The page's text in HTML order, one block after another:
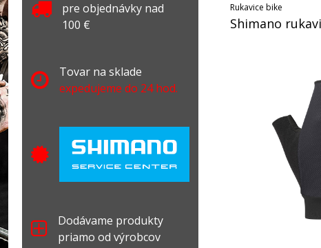
Rukavice bike
Shimano
pre objednávky nad
100 €
Tovar na sklade
expedujeme do 24 hod.
Dodávame produkty
priamo od výrobcov